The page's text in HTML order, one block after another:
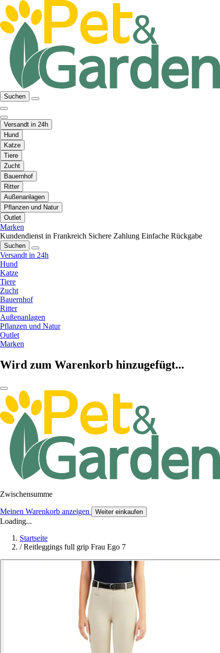
Suchen
Versandt in 24h
Hund
Katze
Tiere
Zucht
Bauernhof
Ritter
Außenanlagen
Pflanzen und Natur
Outlet
Marken
Kundendienst in Frankreich Sichere Zahlung Einfache Rückgabe
Suchen
Versandt in 24h
Hund
Katze
Tiere
Zucht
Bauernhof
Ritter
Außenanlagen
Pflanzen und Natur
Outlet
Marken
Wird zum Warenkorb hinzugefügt...
Zwischensumme
Meinen Warenkorb anzeigen Weiter einkaufen
Loading...
Startseite
/ Reitleggings full grip Frau Ego 7